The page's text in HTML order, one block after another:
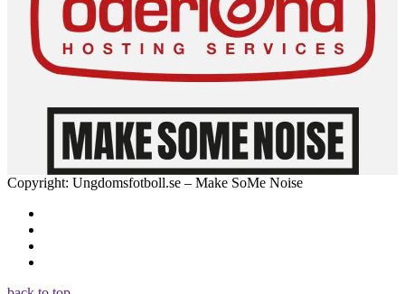
Copyright: Ungdomsfotboll.se – Make SoMe Noise